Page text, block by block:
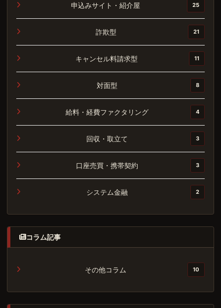
申込みサイト・紹介屋 25
詐欺型 21
キャンセル料請求型 11
対面型 8
給料・経費ファクタリング 4
回収・取立て 3
口座売買・携帯契約 3
システム金融 2
コラム記事
その他コラム 10